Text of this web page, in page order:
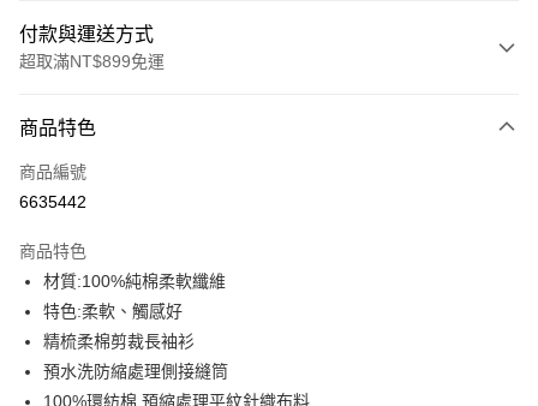
付款與運送方式
超取滿NT$899免運
信用卡一次付款
信用卡分期付款
合作金庫商業銀行
華南商業銀行
上海商業儲蓄銀行
國泰世華商業銀行
臺灣中小企業銀行
匯豐（台灣）商業銀行
華泰商業銀行
6 期 0 利率 每期
華南商業銀行
上海商業儲蓄銀行
國泰世華商業銀行
臺灣中小企業銀行
台中商業銀行
12 期 0 利率 每期NT$27
合作金庫商業銀行
上海商業儲蓄銀行
超商取貨付款
LINE Pay
商品特色
商品編號
6635442
商品特色
材質:100%純棉柔軟纖維
特色:柔軟、觸感好
精梳柔棉剪裁長袖衫
預水洗防縮處理側接縫筒
100%環紡棉,預縮處理平紋針織布料